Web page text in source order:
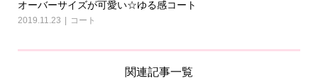
オーバーサイズが可愛い☆ゆる感コート
2019.11.23 コート
関連記事一覧